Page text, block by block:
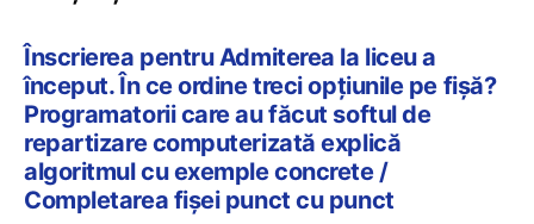
Înscrierea pentru Admiterea la liceu a
început. În ce ordine treci opțiunile pe fișă?
Programatorii care au făcut softul de
repartizare computerizată explică
algoritmul cu exemple concrete /
Completarea fișei punct cu punct